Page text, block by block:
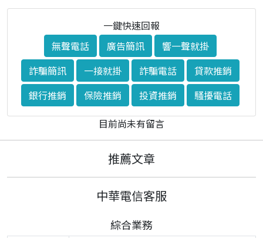
一鍵快速回報
無聲電話
廣告簡訊
響一聲就掛
詐騙簡訊
一接就掛 詐騙電話
貸款推銷
銀行推銷
保險推銷 投資推銷
騷擾電話
目前尚未有留言
推薦文章
中華電信客服
綜合業務